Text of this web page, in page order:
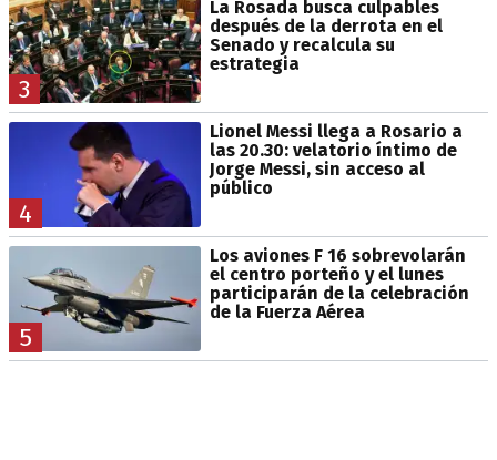
3
La Rosada busca culpables
después de la derrota en el
Senado y recalcula su
estrategia
4
Lionel Messi llega a Rosario a
las 20.30: velatorio íntimo de
Jorge Messi, sin acceso al
público
5
Los aviones F 16 sobrevolarán
el centro porteño y el lunes
participarán de la celebración
de la Fuerza Aérea